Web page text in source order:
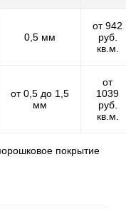
0,5 мм
от 942
руб.
кв.м.
от 0,5 до 1,5
мм
от
1039
руб.
кв.м.
покрытие